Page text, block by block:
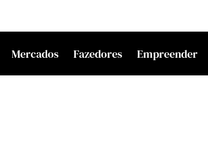
Mercados Fazedores Empreender